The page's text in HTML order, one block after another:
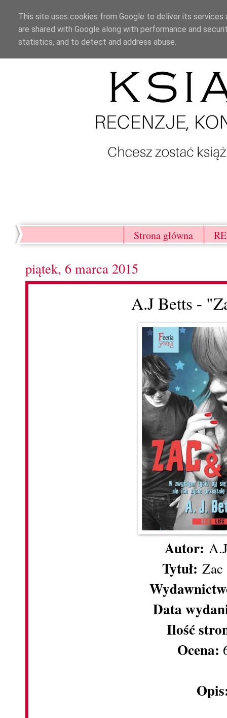
Strona główna
piątek, 6 marca 2015
A.J Betts -
Autor:
Tytuł:
Data
Ilość
Ocena:
This site uses cookies from Google to deliver its
are shared with Google along with performance and
statistics, and to detect and address abuse.